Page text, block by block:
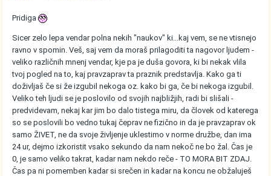
Pridiga
Sicer zelo lepa vendar polna nekih "naukov" ki...kaj vem, se ne vtisnejo
ravno v spomin. Veš, saj vem da moraš prilagoditi ta nagovor ljudem -
veliko različnih mnenj vendar, kje pa je duša govora, ki bi nekak vlila
tvoj pogled na to, kaj pravzaprav ta praznik predstavlja. Kako ga ti
doživljaš če si že izgubil nekoga oz. kako bi ga, če bi nekoga izgubil.
Veliko teh ljudi se je poslovilo od svojih najbližjih, radi bi slišali -
predvidevam, nekaj kar jim bo dalo tistega miru, da človek od katerega
so se poslovili bo vedno tukaj čeprav ne fizično in da je pravzaprav ok
samo ŽIVET, ne da svoje življenje uklestimo v norme družbe, dan ima
24 ur, dejmo izkoristit vsako sekundo da nam nekoč ne bo žal. Čas je
0, je samo veliko takrat, kadar nam nekdo reče - TO MORA BIT ZDAJ.
Čas pa ni pomemben kadar si srečen in kadar na koncu ne obžaluješ